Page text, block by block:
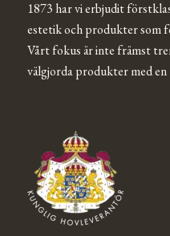
1873 har vi erbjudit
estetik och produkter som
Vårt fokus är inte främst
välgjorda produkter med en